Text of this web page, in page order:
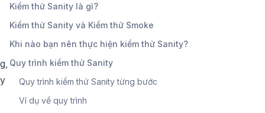
Kiểm thử Sanity là gì?
Kiểm thử Sanity và Kiểm thử Smoke
Khi nào bạn nên thực hiện kiểm thử Sanity?
Quy trình kiểm thử Sanity
Quy trình kiểm thử Sanity từng bước
Ví dụ về quy trình